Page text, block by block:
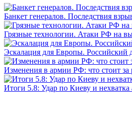
Банкет генералов. Последствия
Грязные технологии. Атаки РФ на
Эскалация для Европы. Российский
Изменения в армии РФ: что стоит
Итоги 5.8: Удар по Киеву и нехватка